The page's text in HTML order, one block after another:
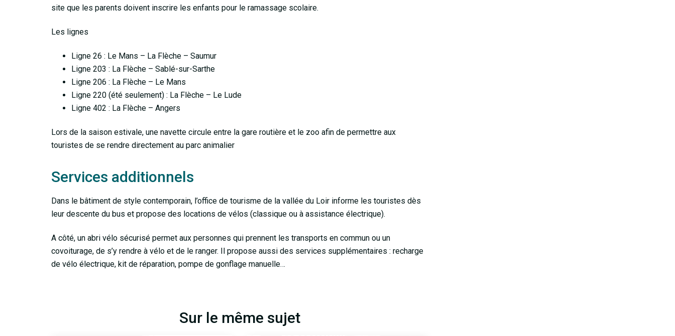
site que les parents doivent inscrire les enfants pour le ramassage scolaire.
Les lignes
Ligne 26 : Le Mans – La Flèche – Saumur
Ligne 203 : La Flèche – Sablé-sur-Sarthe
Ligne 206 : La Flèche – Le Mans
Ligne 220 (été seulement) : La Flèche – Le Lude
Ligne 402 : La Flèche – Angers
Lors de la saison estivale, une navette circule entre la gare routière et le zoo afin de permettre aux
touristes de se rendre directement au parc animalier
Services additionnels
Dans le bâtiment de style contemporain, l’office de tourisme de la vallée du Loir informe les touristes dès
leur descente du bus et propose des locations de vélos (classique ou à assistance électrique).
A côté, un abri vélo sécurisé permet aux personnes qui prennent les transports en commun ou un
covoiturage, de s’y rendre à vélo et de le ranger. Il propose aussi des services supplémentaires : recharge
de vélo électrique, kit de réparation, pompe de gonflage manuelle…
Sur le même sujet